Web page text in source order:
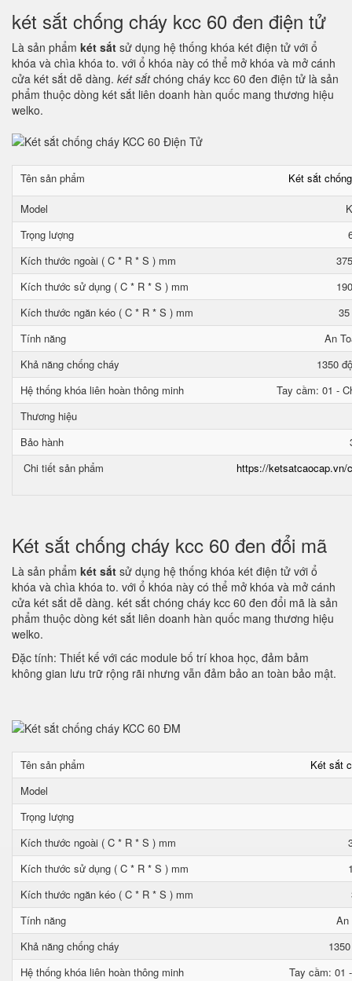
két sắt chống cháy kcc 60 đen điện tử
Là sản phẩm két sắt sử dụng hệ thống khóa két điện tử với ổ
khóa và chìa khóa to. với ổ khóa này có thể mở khóa và mở cánh
cửa két sắt dễ dàng. két sắtchóng cháy kcc 60 đen điện tử là sản
phẩm thuộc dòng két sắt liên doanh hàn quốc mang thương hiệu
welko.
Tên sản phẩm Két sắt
Model
Trọng lượng
Kích thước ngoài ( C * R * S ) mm
Kích thước sử dụng ( C * R * S ) mm
Kích thước ngăn kéo ( C * R * S ) mm
Tính năng
An
Khả năng chống cháy
1350
Hệ thống khóa liên hoàn thông minh
Tay cầm: 01 -
Thương hiệu
Bảo hành
Chi tiết sản phẩm
https://ketsatcaocap.vn/
Két sắt chống cháy kcc 60 đen đổi mã
Là sản phẩm két sắt sử dụng hệ thống khóa két điện tử với ổ
khóa và chìa khóa to. với ổ khóa này có thể mở khóa và mở cánh
cửa két sắt dễ dàng. két sắt chóng cháy kcc 60 đen đổi mã là sản
phẩm thuộc dòng két sắt liên doanh hàn quốc mang thương hiệu
welko.
Đặc tính: Thiết kế với các module bố trí khoa học, đảm bảm
không gian lưu trữ rộng rãi nhưng vẫn đảm bảo an toàn bảo mật.
Tên sản phẩm
Két sắt
Model
Trọng lượng
Kích thước ngoài ( C * R * S ) mm
Kích thước sử dụng ( C * R * S ) mm
Kích thước ngăn kéo ( C * R * S ) mm
Tính năng
An
Khả năng chống cháy
Hệ thống khóa liên hoàn thông minh
Tay cầm: 01